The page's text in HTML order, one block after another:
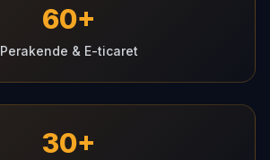
60+
Perakende & E-ticaret
30+